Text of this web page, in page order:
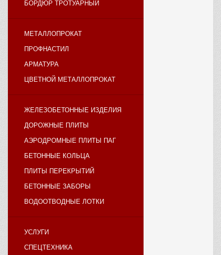
БОРДЮР ТРОТУАРНЫЙ
МЕТАЛЛОПРОКАТ
ПРОФНАСТИЛ
АРМАТУРА
ЦВЕТНОЙ МЕТАЛЛОПРОКАТ
ЖЕЛЕЗОБЕТОННЫЕ ИЗДЕЛИЯ
ДОРОЖНЫЕ ПЛИТЫ
АЭРОДРОМНЫЕ ПЛИТЫ ПАГ
БЕТОННЫЕ КОЛЬЦА
ПЛИТЫ ПЕРЕКРЫТИЙ
БЕТОННЫЕ ЗАБОРЫ
ВОДООТВОДНЫЕ ЛОТКИ
УСЛУГИ
СПЕЦТЕХНИКА